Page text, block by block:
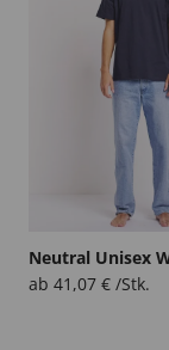
ab 41,07 € /Stk.